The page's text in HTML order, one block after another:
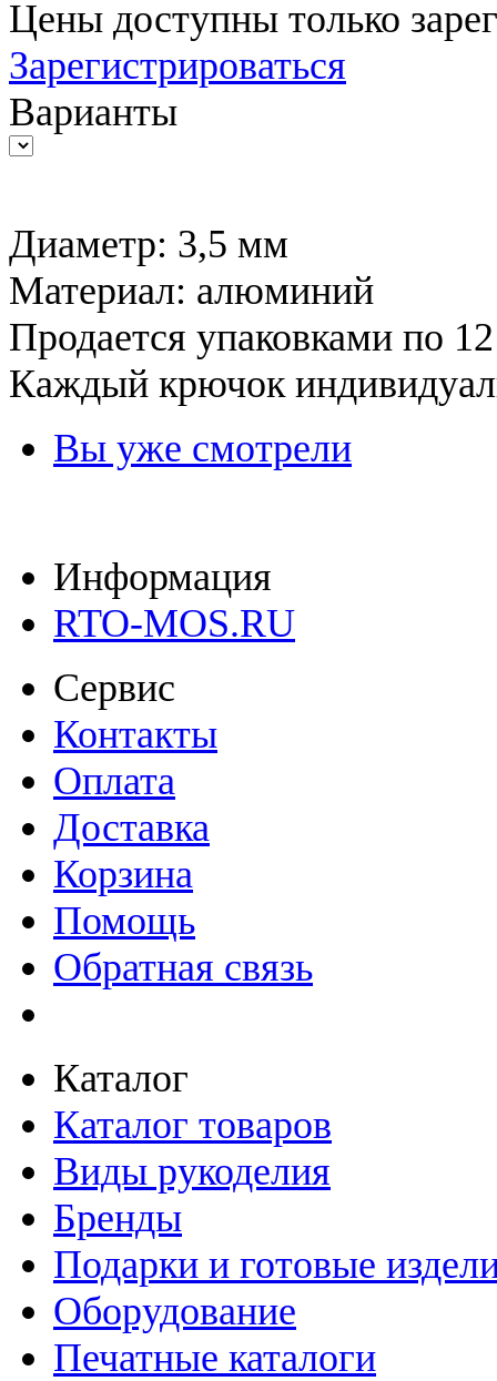
Цены доступны только
Зарегистрироваться
Варианты
Диаметр: 3,5 мм
Материал: алюминий
Продается упаковками по
Каждый крючок
Вы уже смотрели
Информация
RTO-MOS.RU
Сервис
Контакты
Оплата
Доставка
Корзина
Помощь
Обратная связь
Каталог
Каталог товаров
Виды рукоделия
Бренды
Подарки и готовые
Оборудование
Печатные каталоги